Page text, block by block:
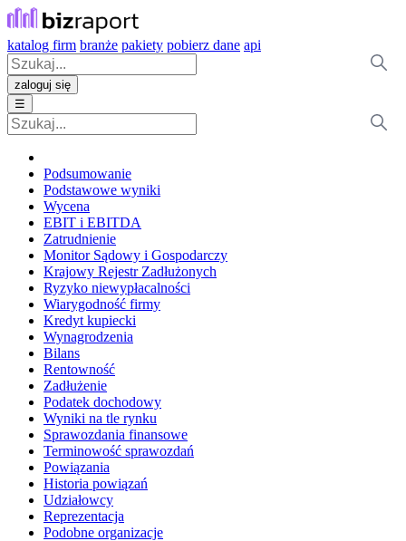
katalog firm branże pakiety pobierz dane api
zaloguj się
☰
Podsumowanie
Podstawowe wyniki
Wycena
EBIT i EBITDA
Zatrudnienie
Monitor Sądowy i Gospodarczy
Krajowy Rejestr Zadłużonych
Ryzyko niewypłacalności
Wiarygodność firmy
Kredyt kupiecki
Wynagrodzenia
Bilans
Rentowność
Zadłużenie
Podatek dochodowy
Wyniki na tle rynku
Sprawozdania finansowe
Terminowość sprawozdań
Powiązania
Historia powiązań
Udziałowcy
Reprezentacja
Podobne organizacje